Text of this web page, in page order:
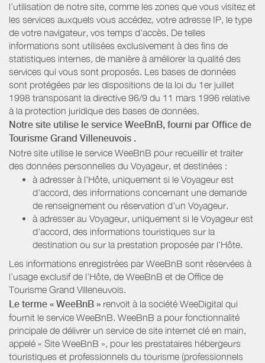
l’utilisation de notre site, comme les zones que vous visitez et
les services auxquels vous accédez, votre adresse IP, le type
de votre navigateur, vos temps d'accès. De telles
informations sont utilisées exclusivement à des fins de
statistiques internes, de manière à améliorer la qualité des
services qui vous sont proposés. Les bases de données
sont protégées par les dispositions de la loi du 1er juillet
1998 transposant la directive 96/9 du 11 mars 1996 relative
à la protection juridique des bases de données.
Notre site utilise le service WeeBnB, fourni par Office de
Tourisme Grand Villeneuvois .
Notre site utilise le service WeeBnB pour recueillir et traiter
des données personnelles du Voyageur, et destinées :
à adresser à l'Hôte, uniquement si le Voyageur est
d'accord, des informations concernant une demande
de renseignement ou réservation d'un Voyageur.
à adresser au Voyageur, uniquement si le Voyageur est
d'accord, des informations touristiques sur la
destination ou sur la prestation proposée par l'Hôte.
Les informations enregistrées par WeeBnB sont réservées à
l’usage exclusif de l’Hôte, de WeeBnB et de Office de
Tourisme Grand Villeneuvois.
Le terme « WeeBnB » renvoit à la société WeeDigital qui
fournit le service WeeBnB. WeeBnB a pour fonctionnalité
principale de délivrer un service de site internet clé en main,
appelé « Site WeeBnB », pour les prestataires hébergeurs
touristiques et professionnels du tourisme (professionnels